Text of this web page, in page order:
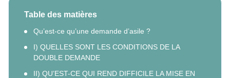
Table des matières
Qu’est-ce qu’une demande d’asile ?
I) QUELLES SONT LES CONDITIONS DE LA
DOUBLE DEMANDE
II) QU’EST-CE QUI REND DIFFICILE LA MISE EN